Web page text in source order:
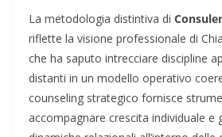
La metodologia distintiva di
riflette la visione professionale di
che ha saputo intrecciare discipline
distanti in un modello operativo
counseling strategico fornisce
accompagnare crescita individuale e